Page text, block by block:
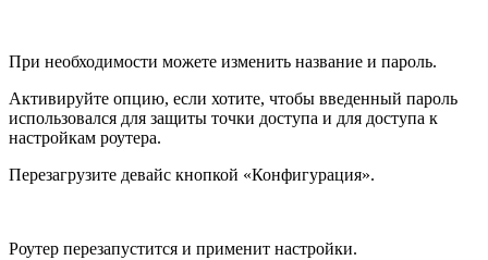
При необходимости можете изменить название и пароль.
Активируйте опцию, если хотите, чтобы введенный пароль
использовался для защиты точки доступа и для доступа к
настройкам роутера.
Перезагрузите девайс кнопкой «Конфигурация».
Роутер перезапустится и применит настройки.